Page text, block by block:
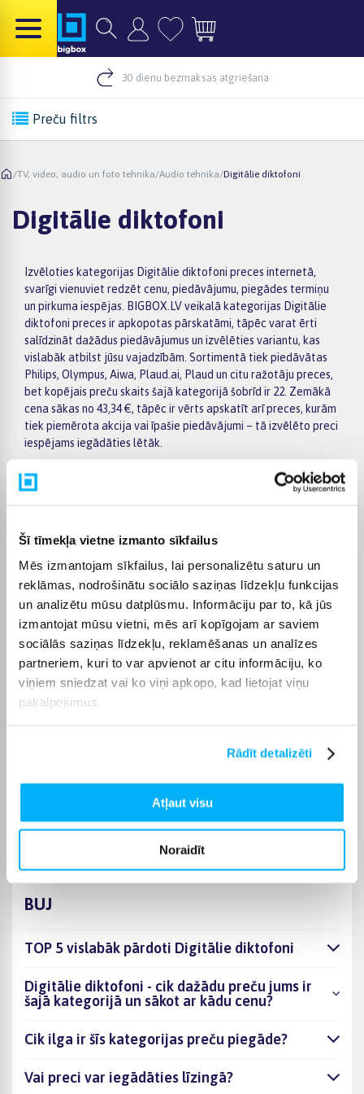
Šī tīmekļa vietne izmanto sīkfailus
Mēs izmantojam sīkfailus, lai personalizētu saturu un
reklāmas, nodrošinātu sociālo saziņas līdzekļu funkcijas
un analizētu mūsu datplūsmu. Informāciju par to, kā jūs
izmantojat mūsu vietni, mēs arī kopīgojam ar saviem
sociālās saziņas līdzekļu, reklamēšanas un analīzes
partneriem, kuri to var apvienot ar citu informāciju, ko
viņiem sniedzat vai ko viņi apkopo, kad lietojat viņu
pakalpojumus.
Rādīt detalizēti
Atļaut visu
Noraidīt
30 dienu bezmaksas atgriešana
Preču filtrs
/TV, video, audio un foto tehnika/Audio tehnika/Digitālie diktofoni
Digitālie diktofoni
Izvēloties kategorijas Digitālie diktofoni preces internetā,
svarīgi vienuviet redzēt cenu, piedāvājumu, piegādes termiņu
un pirkuma iespējas. BIGBOX.LV veikalā kategorijas Digitālie
diktofoni preces ir apkopotas pārskatāmi, tāpēc varat ērti
salīdzināt dažādus piedāvājumus un izvēlēties variantu, kas
vislabāk atbilst jūsu vajadzībām. Sortimentā tiek piedāvātas
Philips, Olympus, Aiwa, Plaud.ai, Plaud un citu ražotāju preces,
bet kopējais preču skaits šajā kategorijā šobrīd ir 22. Zemākā
cena sākas no 43,34 €, tāpēc ir vērts apskatīt arī preces, kurām
tiek piemērota akcija vai īpašie piedāvājumi – tā izvēlēto preci
iespējams iegādāties lētāk.
Lai iepirkšanās būtu vienkāršāka, kategorijā Digitālie diktofoni
varat izmantot filtrus un ātri atlasīt preces pēc ražotāja,
konkrētās preces lapā pieejama detalizētāka informācija par
nosacījumiem. Tas palīdz mierīgi salīdzināt vairākus variantus,
izvērtēt to priekšrocības un ērti pasūtīt izvēlēto preci
internetā.
BIGBOX.LV piedāvā iespēju par pirkumu norēķināties 6
vienādos maksājumos, tāpēc lielākus pirkumus iespējams
plānot ērtāk, sadalot maksājumu vairākās daļās. Pasūtījumi
tiek piegādāti visā Latvijā: piegāde uz pakomātiem maksā no
2,99 €, bet pasūtījumiem virs 499 € piegāde uz pakomātu ir bez
varat rēķināties ar skaidri norādītu piegādes termiņu un ērtu
saņemšanas veidu. Pasūtīto preci piegādāsim norādītajā laikā,
lai pirkumu internetā varētu saņemt bez liekas kavēšanās.
BUJ
TOP 5 vislabāk pārdoti Digitālie diktofoni
Digitālie diktofoni - cik dažādu preču jums ir
šajā kategorijā un sākot ar kādu cenu?
Cik ilga ir šīs kategorijas preču piegāde?
Vai preci var iegādāties līzingā?